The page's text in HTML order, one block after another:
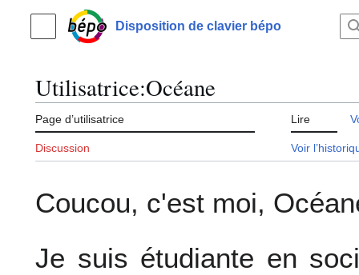
contenu
Menu principalDisposition de clavier bépo
Utilisatrice:Océane
Page d’utilisatrice
Discussion
Lire
Voir
Coucou, c'est moi,
Je suis étudiante en